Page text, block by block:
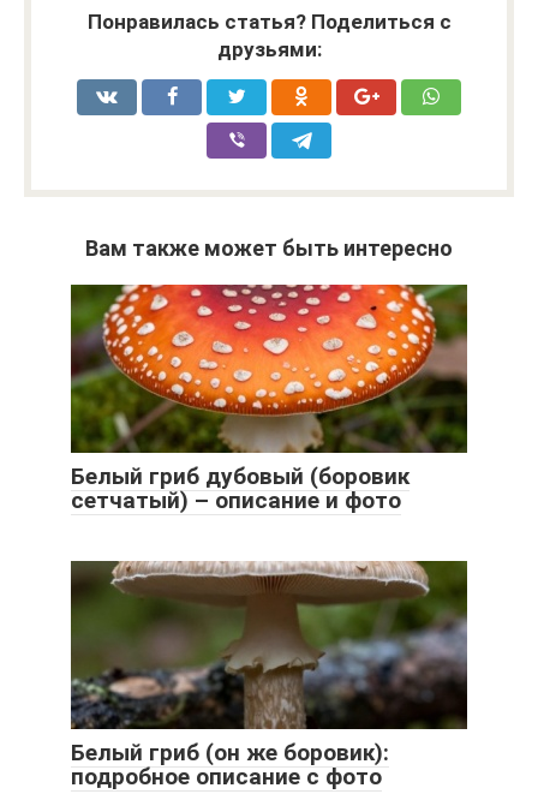
Понравилась статья? Поделиться с
друзьями:
Вам также может быть интересно
Белый гриб дубовый (боровик
сетчатый) – описание и фото
Белый гриб (он же боровик):
подробное описание с фото